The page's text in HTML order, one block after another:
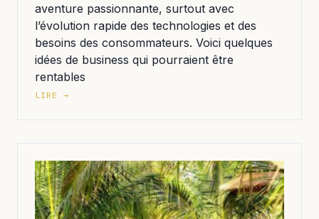
aventure passionnante, surtout avec
l’évolution rapide des technologies et des
besoins des consommateurs. Voici quelques
idées de business qui pourraient être
rentables
LIRE →